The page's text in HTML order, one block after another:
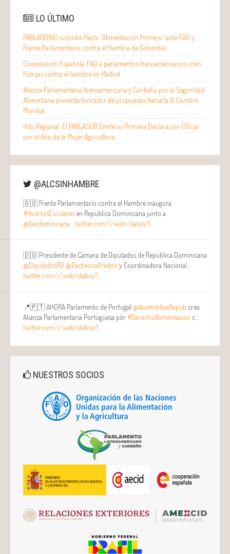
LO ÚLTIMO
PARLANDINO suscribe Pacto “Alimentación Primero” ante FAO y
Frente Parlamentario contra el Hambre de Colombia
Cooperación Española, FAO y parlamentos iberoamericanos unen
fuerzas contra el hambre en Madrid
Alianza Parlamentaria Iberoamericana y Caribeña por la Seguridad
Alimentaria presenta borrador de propuestas hacia la III Cumbre
Mundial
Hito Regional: El PARLASUR Emite su Primera Declaración Oficial
por el Año de la Mujer Agricultora
@ALCSINHAMBRE
🇩🇴 Frente Parlamentario contra el Hambre inaugura
#HuertosEscolares en República Dominicana junto a
@faodominicana
twitter.com/i/web/status/1…
🇩🇴 Presidente de Cámara de Diputados de República Dominicana
@DiputadosRD @Pachecoalfredoo y Coordinadora Nacional…
twitter.com/i/web/status/1…
📍🇵🇹 AHORA Parlamento de Portugal @AssembleiaRepub crea
Alianza Parlamentaria Portuguesa por#DerechoAlimentación c…
twitter.com/i/web/status/1…
NUESTROS SOCIOS